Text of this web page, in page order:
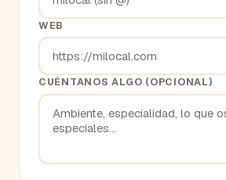
WEB
CUÉNTANOS ALGO (OPCIONAL)